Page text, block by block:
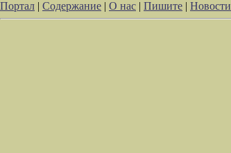
Портал | Содержание | О нас | Пишите | Новости